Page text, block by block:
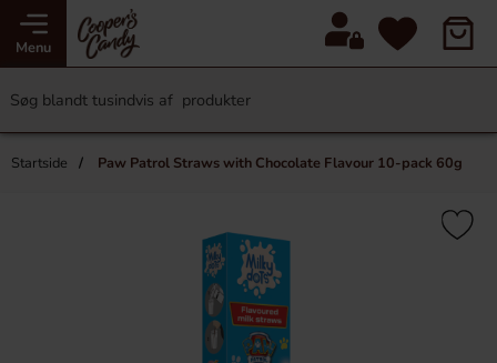
Menu
Startside Paw Patrol Straws with Chocolate Flavour 10-pack 60g